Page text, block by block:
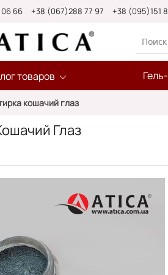
66 +38 (067)288 77 97 +38 (095)151
товаров
кошачий глаз
Глаз